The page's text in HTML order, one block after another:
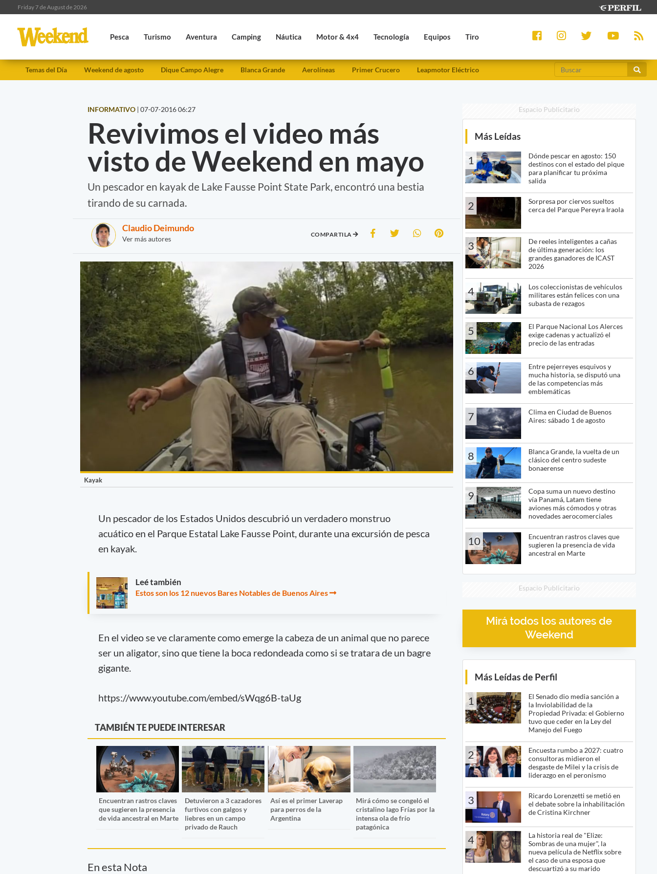
Friday 7 de August de 2026
Pesca Turismo Aventura Camping Náutica Motor & 4x4 Tecnología Equipos Tiro
Temas del Día Weekend de agosto Dique Campo Alegre Blanca Grande Aerolíneas Primer Crucero Leapmotor Eléctrico
INFORMATIVO | 07-07-2016 06:27
Revivimos el video más
visto de Weekend en mayo
Un pescador en kayak de Lake Fausse Point State Park, encontró una bestia
tirando de su carnada.
Claudio Deimundo
Ver más autores
COMPARTILA
Kayak
Un pescador de los Estados Unidos descubrió un verdadero monstruo
acuático en el Parque Estatal Lake Fausse Point, durante una excursión de pesca
en kayak.
Leé también
Estos son los 12 nuevos Bares Notables de Buenos Aires
En el video se ve claramente como emerge la cabeza de un animal que no parece
ser un aligator, sino que tiene la boca redondeada como si se tratara de un bagre
gigante.
https://www.youtube.com/embed/sWqg6B-taUg
TAMBIÉN TE PUEDE INTERESAR
Encuentran rastros claves
que sugieren la presencia
de vida ancestral en Marte
Detuvieron a 3 cazadores
furtivos con galgos y
liebres en un campo
privado de Rauch
Así es el primer Laverap
para perros de la
Argentina
Mirá cómo se congeló el
cristalino lago Frías por la
intensa ola de frío
patagónica
En esta Nota
Espacio Publicitario
Más Leídas
1
Dónde pescar en agosto: 150
destinos con el estado del pique
para planificar tu próxima
salida
2
Sorpresa por ciervos sueltos
cerca del Parque Pereyra Iraola
3
De reeles inteligentes a cañas
de última generación: los
grandes ganadores de ICAST
2026
4
Los coleccionistas de vehículos
militares están felices con una
subasta de rezagos
5
El Parque Nacional Los Alerces
exige cadenas y actualizó el
precio de las entradas
6
Entre pejerreyes esquivos y
mucha historia, se disputó una
de las competencias más
emblemáticas
7
Clima en Ciudad de Buenos
Aires: sábado 1 de agosto
8
Blanca Grande, la vuelta de un
clásico del centro sudeste
bonaerense
9
Copa suma un nuevo destino
vía Panamá, Latam tiene
aviones más cómodos y otras
novedades aerocomerciales
10
Encuentran rastros claves que
sugieren la presencia de vida
ancestral en Marte
Espacio Publicitario
Mirá todos los autores de
Weekend
Más Leídas de Perfil
1
El Senado dio media sanción a
la Inviolabilidad de la
Propiedad Privada: el Gobierno
tuvo que ceder en la Ley del
Manejo del Fuego
2
Encuesta rumbo a 2027: cuatro
consultoras midieron el
desgaste de Milei y la crisis de
liderazgo en el peronismo
3
Ricardo Lorenzetti se metió en
el debate sobre la inhabilitación
de Cristina Kirchner
4
La historia real de "Elize:
Sombras de una mujer", la
nueva película de Netflix sobre
el caso de una esposa que
descuartizó a su marido